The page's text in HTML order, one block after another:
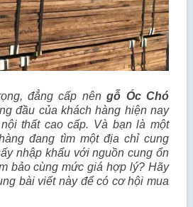
đẳng cấp nêngỗ Óc Chó
đầu của khách hàng hiện nay
thất cao cấp. Và bạn là một
đang tìm một địa chỉ cung
nhập khẩu với nguồn cung ổn
bảo cùng mức giá hợp lý? Hãy
bài viết này để có cơ hội mua